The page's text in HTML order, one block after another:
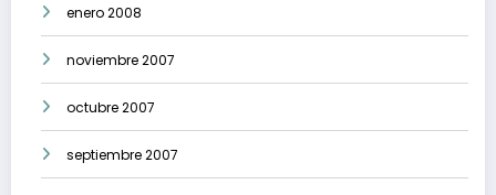
enero 2008
noviembre 2007
octubre 2007
septiembre 2007